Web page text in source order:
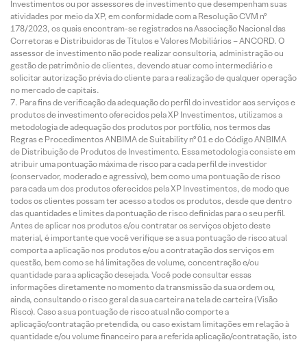
Investimentos ou por assessores de investimento que desempenham suas
atividades por meio da XP, em conformidade com a Resolução CVM nº
178/2023, os quais encontram-se registrados na Associação Nacional das
Corretoras e Distribuidoras de Títulos e Valores Mobiliários – ANCORD. O
assessor de investimento não pode realizar consultoria, administração ou
gestão de patrimônio de clientes, devendo atuar como intermediário e
solicitar autorização prévia do cliente para a realização de qualquer operação
no mercado de capitais.
Para fins de verificação da adequação do perfil do investidor aos serviços e
produtos de investimento oferecidos pela XP Investimentos, utilizamos a
metodologia de adequação dos produtos por portfólio, nos termos das
Regras e Procedimentos ANBIMA de Suitability nº 01 e do Código ANBIMA
de Distribuição de Produtos de Investimento. Essa metodologia consiste em
atribuir uma pontuação máxima de risco para cada perfil de investidor
(conservador, moderado e agressivo), bem como uma pontuação de risco
para cada um dos produtos oferecidos pela XP Investimentos, de modo que
todos os clientes possam ter acesso a todos os produtos, desde que dentro
das quantidades e limites da pontuação de risco definidas para o seu perfil.
Antes de aplicar nos produtos e/ou contratar os serviços objeto deste
material, é importante que você verifique se a sua pontuação de risco atual
comporta a aplicação nos produtos e/ou a contratação dos serviços em
questão, bem como se há limitações de volume, concentração e/ou
quantidade para a aplicação desejada. Você pode consultar essas
informações diretamente no momento da transmissão da sua ordem ou,
ainda, consultando o risco geral da sua carteira na tela de carteira (Visão
Risco). Caso a sua pontuação de risco atual não comporte a
aplicação/contratação pretendida, ou caso existam limitações em relação à
quantidade e/ou volume financeiro para a referida aplicação/contratação, isto